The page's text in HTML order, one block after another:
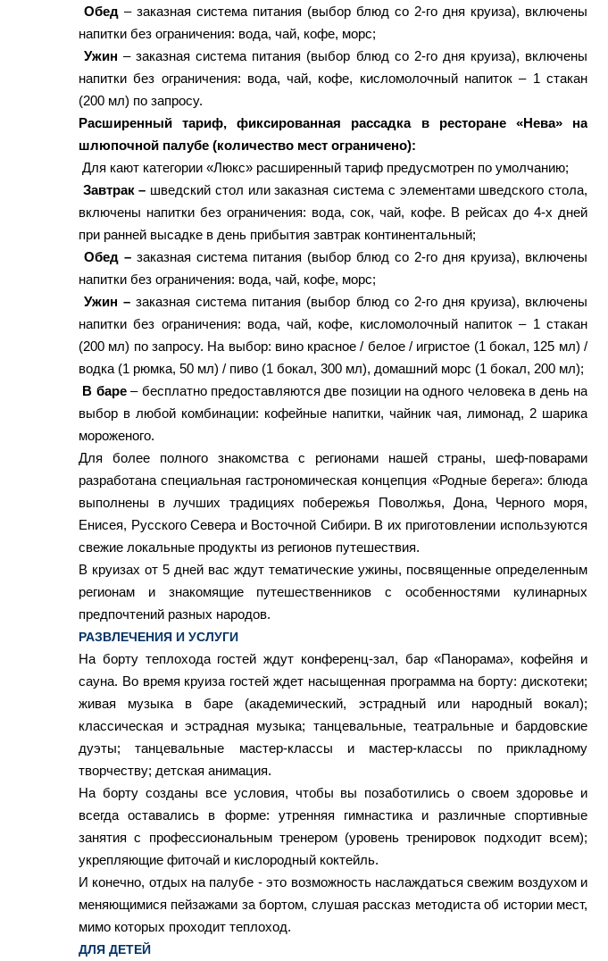
Обед – заказная система питания (выбор блюд со 2-го дня круиза), включены
напитки без ограничения: вода, чай, кофе, морс;
Ужин– заказная система питания (выбор блюд со 2-го дня круиза), включены
напитки без ограничения: вода, чай, кофе, кисломолочный напиток – 1 стакан
(200 мл) по запросу.
Расширенный тариф, фиксированная рассадка в ресторане «Нева» на
шлюпочной палубе (количество мест ограничено):
Для кают категории «Люкс» расширенный тариф предусмотрен по умолчанию;
Завтрак – шведский стол или заказная система с элементами шведского стола,
включены напитки без ограничения: вода, сок, чай, кофе. В рейсах до 4-х дней
при ранней высадке в день прибытия завтрак континентальный;
Обед – заказная система питания (выбор блюд со 2-го дня круиза), включены
напитки без ограничения: вода, чай, кофе, морс;
Ужин – заказная система питания (выбор блюд со 2-го дня круиза), включены
напитки без ограничения: вода, чай, кофе, кисломолочный напиток – 1 стакан
(200 мл) по запросу. На выбор: вино красное / белое / игристое (1 бокал, 125 мл) /
водка (1 рюмка, 50 мл) / пиво (1 бокал, 300 мл), домашний морс (1 бокал, 200 мл);
В баре– бесплатно предоставляются две позиции на одного человека в день на
выбор в любой комбинации: кофейные напитки, чайник чая, лимонад, 2 шарика
мороженого.
Для более полного знакомства с регионами нашей страны, шеф-поварами
разработана специальная гастрономическая концепция «Родные берега»: блюда
выполнены в лучших традициях побережья Поволжья, Дона, Черного моря,
Енисея, Русского Севера и Восточной Сибири. В их приготовлении используются
свежие локальные продукты из регионов путешествия.
В круизах от 5 дней вас ждут тематические ужины, посвященные определенным
регионам и знакомящие путешественников с особенностями кулинарных
предпочтений разных народов.
РАЗВЛЕЧЕНИЯ И УСЛУГИ
На борту теплохода гостей ждут конференц-зал, бар «Панорама», кофейня и
сауна. Во время круиза гостей ждет насыщенная программа на борту: дискотеки;
живая музыка в баре (академический, эстрадный или народный вокал);
классическая и эстрадная музыка; танцевальные, театральные и бардовские
дуэты; танцевальные мастер-классы и мастер-классы по прикладному
творчеству; детская анимация.
На борту созданы все условия, чтобы вы позаботились о своем здоровье и
всегда оставались в форме: утренняя гимнастика и различные спортивные
занятия с профессиональным тренером (уровень тренировок подходит всем);
укрепляющие фиточай и кислородный коктейль.
И конечно, отдых на палубе - это возможность наслаждаться свежим воздухом и
меняющимися пейзажами за бортом, слушая рассказ методиста об истории мест,
мимо которых проходит теплоход.
ДЛЯ ДЕТЕЙ